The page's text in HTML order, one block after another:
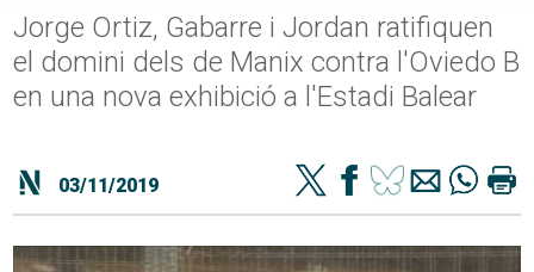
Jorge Ortiz, Gabarre i Jordan ratifiquen
el domini dels de Manix contra l'Oviedo B
en una nova exhibició a l'Estadi Balear
03/11/2019